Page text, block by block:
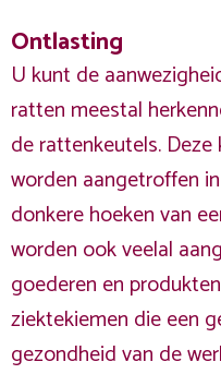
Ontlasting
U kunt de
ratten meestal
de rattenkeutels. Deze
worden aangetroffen in
donkere hoeken van
worden ook veelal
goederen en
ziektekiemen die een
gezondheid van de